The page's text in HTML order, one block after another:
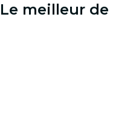
Le meilleur